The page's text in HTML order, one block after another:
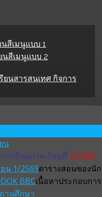
นสีเมนูแบบ 1
นสีเมนูแบบ 2
สารสนเทศ กิจการ
น
ารเรียนภาคเรียนที่ 2/2568
น 1/2569ตารางสอนของนั
BBCเนื้อหาประกอบกา
านศึกษา